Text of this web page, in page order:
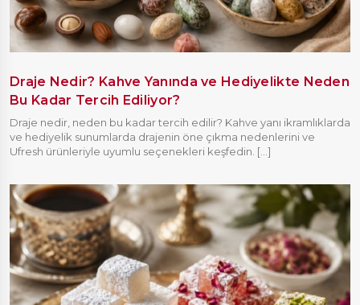
Draje Nedir? Kahve Yanında ve Hediyelikte Neden
Bu Kadar Tercih Ediliyor?
Draje nedir, neden bu kadar tercih edilir? Kahve yanı ikramlıklarda
ve hediyelik sunumlarda drajenin öne çıkma nedenlerini ve
Ufresh ürünleriyle uyumlu seçenekleri keşfedin. [...]